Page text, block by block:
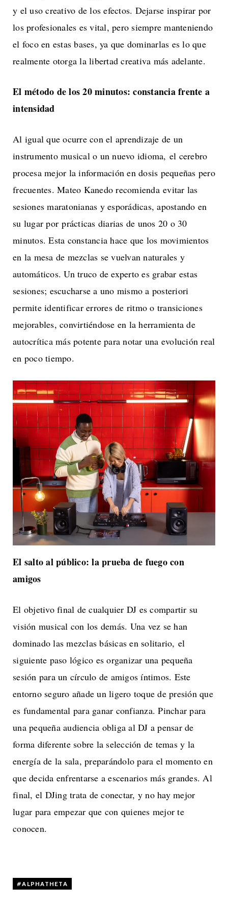
y el uso creativo de los efectos. Dejarse inspirar por
los profesionales es vital, pero siempre manteniendo
el foco en estas bases, ya que dominarlas es lo que
realmente otorga la libertad creativa más adelante.
El método de los 20 minutos: constancia frente a
intensidad
Al igual que ocurre con el aprendizaje de un
instrumento musical o un nuevo idioma, el cerebro
procesa mejor la información en dosis pequeñas pero
frecuentes. Mateo Kanedo recomienda evitar las
sesiones maratonianas y esporádicas, apostando en
su lugar por prácticas diarias de unos 20 o 30
minutos. Esta constancia hace que los movimientos
en la mesa de mezclas se vuelvan naturales y
automáticos. Un truco de experto es grabar estas
sesiones; escucharse a uno mismo a posteriori
permite identificar errores de ritmo o transiciones
mejorables, convirtiéndose en la herramienta de
autocrítica más potente para notar una evolución real
en poco tiempo.
El salto al público: la prueba de fuego con
amigos
El objetivo final de cualquier DJ es compartir su
visión musical con los demás. Una vez se han
dominado las mezclas básicas en solitario, el
siguiente paso lógico es organizar una pequeña
sesión para un círculo de amigos íntimos. Este
entorno seguro añade un ligero toque de presión que
es fundamental para ganar confianza. Pinchar para
una pequeña audiencia obliga al DJ a pensar de
forma diferente sobre la selección de temas y la
energía de la sala, preparándolo para el momento en
que decida enfrentarse a escenarios más grandes. Al
final, el DJing trata de conectar, y no hay mejor
lugar para empezar que con quienes mejor te
conocen.
ALPHATHETA